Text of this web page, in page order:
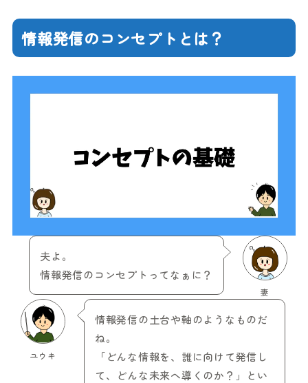
情報発信のコンセプトとは？
妻
夫よ。
情報発信のコンセプトってなぁに？
ユウキ
情報発信の土台や軸のようなものだ
ね。
「どんな情報を、誰に向けて発信し
て、どんな未来へ導くのか？」とい